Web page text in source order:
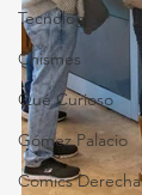
Tecnología
Chismes
Qué Curioso
Gómez Palacio
Comics